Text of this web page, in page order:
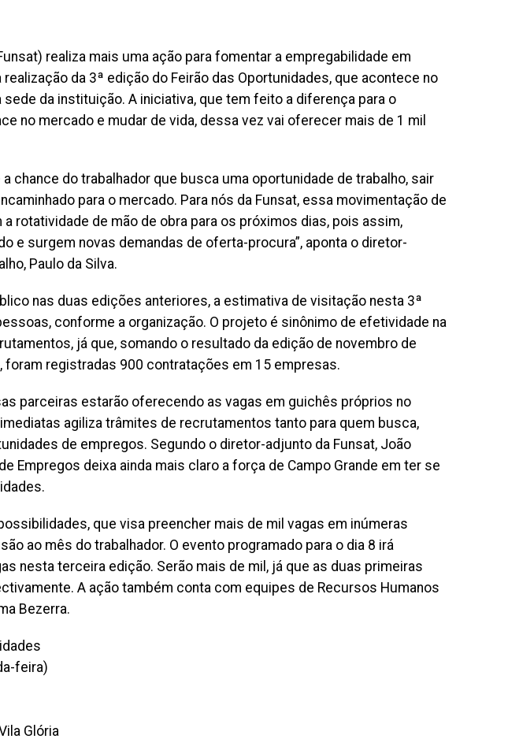
realiza mais uma ação para fomentar a empregabilidade em
realização da 3ª edição do Feirão das Oportunidades, que acontece no
sede da instituição. A iniciativa, que tem feito a diferença para o
no mercado e mudar de vida, dessa vez vai oferecer mais de 1 mil
a chance do trabalhador que busca uma oportunidade de trabalho, sair
para o mercado. Para nós da Funsat, essa movimentação de
rotatividade de mão de obra para os próximos dias, pois assim,
e surgem novas demandas de oferta-procura”, aponta o diretor-
Paulo da Silva.
nas duas edições anteriores, a estimativa de visitação nesta 3ª
conforme a organização. O projeto é sinônimo de efetividade na
já que, somando o resultado da edição de novembro de
foram registradas 900 contratações em 15 empresas.
parceiras estarão oferecendo as vagas em guichês próprios no
agiliza trâmites de recrutamentos tanto para quem busca,
de empregos. Segundo o diretor-adjunto da Funsat, João
Empregos deixa ainda mais claro a força de Campo Grande em ter se
que visa preencher mais de mil vagas em inúmeras
ao mês do trabalhador. O evento programado para o dia 8 irá
nesta terceira edição. Serão mais de mil, já que as duas primeiras
A ação também conta com equipes de Recursos Humanos
Bezerra.
feira)
Glória